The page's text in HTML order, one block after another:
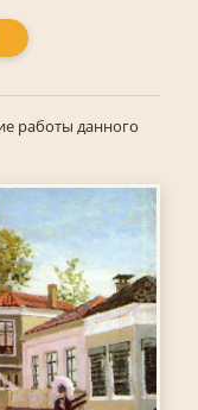
работы данного